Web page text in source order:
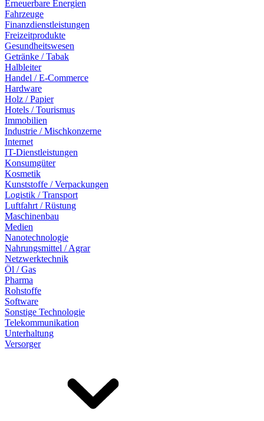
Erneuerbare Energien
Fahrzeuge
Finanzdienstleistungen
Freizeitprodukte
Gesundheitswesen
Getränke / Tabak
Halbleiter
Handel / E-Commerce
Hardware
Holz / Papier
Hotels / Tourismus
Immobilien
Industrie / Mischkonzerne
Internet
IT-Dienstleistungen
Konsumgüter
Kosmetik
Kunststoffe / Verpackungen
Logistik / Transport
Luftfahrt / Rüstung
Maschinenbau
Medien
Nanotechnologie
Nahrungsmittel / Agrar
Netzwerktechnik
Öl / Gas
Pharma
Rohstoffe
Software
Sonstige Technologie
Telekommunikation
Unterhaltung
Versorger